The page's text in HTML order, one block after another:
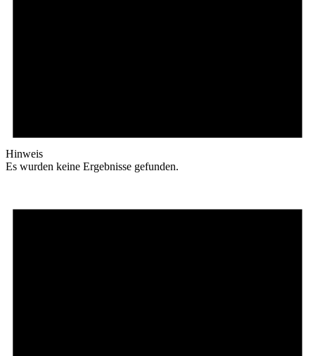
Hinweis
Es wurden keine Ergebnisse gefunden.